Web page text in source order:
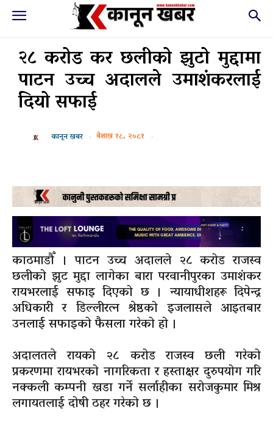
२८ करोड कर छलीको झुटो मुद्दामा
पाटन उच्च अदालले उमाशंकरलाई
दियो सफाई
कानून खबर बैशाख १८, २०८१
काठमाडौँ । पाटन उच्च अदालले २८ करोड राजस्व
छलीको झुट मुद्दा लागेका बारा परवानीपुरका उमाशंकर
रायभरलाई सफाइ दिएको छ । न्यायाधीशहरू दिपेन्द्र
अधिकारी र डिल्लीरत्न श्रेष्ठको इजलासले आइतबार
उनलाई सफाइको फैसला गरेको हो ।
अदालतले रायको २८ करोड राजस्व छली गरेको
प्रकरणमा रायभरको नागरिकता र हस्ताक्षर दुरुपयोग गरि
नक्कली कम्पनी खडा गर्ने सर्लाहीका सरोजकुमार मिश्र
लगायतलाई दोषी ठहर गरेको छ ।